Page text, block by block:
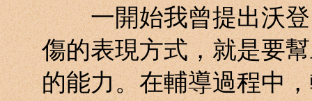
一開始我曾提出沃登
傷的表現方式，就是要
的能力。在輔導過程中